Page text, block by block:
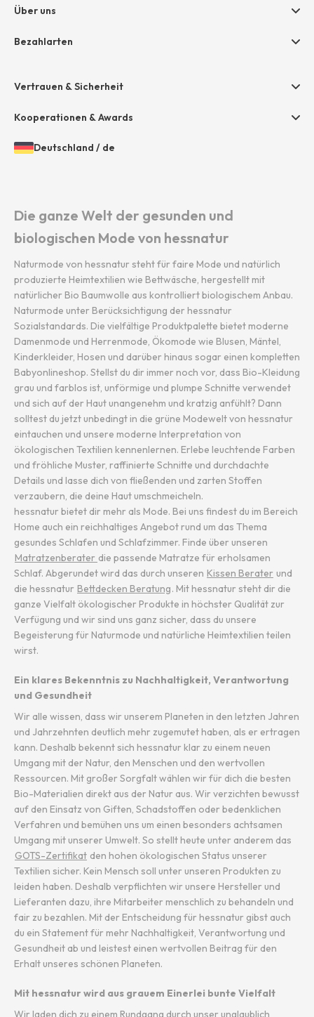
AGB
Grounding Page
Größentabelle
Über uns
Unternehmen
Bezahlarten
Amazon Pay
VISA
Vertrauen & Sicherheit
Kooperationen & Awards
Öffnen
Sprachauswahl
Gewähltes
Deutschland / de
Die ganze Welt der gesunden und
biologischen Mode von hessnatur
Naturmode von hessnatur steht für faire Mode und natürlich
produzierte Heimtextilien wie Bettwäsche, hergestellt mit
natürlicher Bio Baumwolle aus kontrolliert biologischem Anbau.
Naturmode unter Berücksichtigung der hessnatur
Sozialstandards. Die vielfältige Produktpalette bietet moderne
Damenmode und Herrenmode, Ökomode wie Blusen, Mäntel,
Kinderkleider, Hosen und darüber hinaus sogar einen kompletten
Babyonlineshop. Stellst du dir immer noch vor, dass Bio-Kleidung
grau und farblos ist, unförmige und plumpe Schnitte verwendet
und sich auf der Haut unangenehm und kratzig anfühlt? Dann
solltest du jetzt unbedingt in die grüne Modewelt von hessnatur
eintauchen und unsere moderne Interpretation von
ökologischen Textilien kennenlernen. Erlebe leuchtende Farben
und fröhliche Muster, raffinierte Schnitte und durchdachte
Details und lasse dich von fließenden und zarten Stoffen
verzaubern, die deine Haut umschmeicheln.
hessnatur bietet dir mehr als Mode. Bei uns findest du im Bereich
Home auch ein reichhaltiges Angebot rund um das Thema
gesundes Schlafen und Schlafzimmer. Finde über unseren
Matratzenberater die passende Matratze für erholsamen
Schlaf. Abgerundet wird das durch unseren Kissen Berater und
die hessnatur Bettdecken Beratung. Mit hessnatur steht dir die
ganze Vielfalt ökologischer Produkte in höchster Qualität zur
Verfügung und wir sind uns ganz sicher, dass du unsere
Begeisterung für Naturmode und natürliche Heimtextilien teilen
wirst.
Ein klares Bekenntnis zu Nachhaltigkeit, Verantwortung
und Gesundheit
Wir alle wissen, dass wir unserem Planeten in den letzten Jahren
und Jahrzehnten deutlich mehr zugemutet haben, als er ertragen
kann. Deshalb bekennt sich hessnatur klar zu einem neuen
Umgang mit der Natur, den Menschen und den wertvollen
Ressourcen. Mit großer Sorgfalt wählen wir für dich die besten
Bio-Materialien direkt aus der Natur aus. Wir verzichten bewusst
auf den Einsatz von Giften, Schadstoffen oder bedenklichen
Verfahren und bemühen uns um einen besonders achtsamen
Umgang mit unserer Umwelt. So stellt heute unter anderem das
GOTS-Zertifikat den hohen ökologischen Status unserer
Textilien sicher. Kein Mensch soll unter unseren Produkten zu
leiden haben. Deshalb verpflichten wir unsere Hersteller und
Lieferanten dazu, ihre Mitarbeiter menschlich zu behandeln und
fair zu bezahlen. Mit der Entscheidung für hessnatur gibst auch
du ein Statement für mehr Nachhaltigkeit, Verantwortung und
Gesundheit ab und leistest einen wertvollen Beitrag für den
Erhalt unseres schönen Planeten.
Mit hessnatur wird aus grauem Einerlei bunte Vielfalt
Wir laden dich zu einem Rundgang durch unser unglaublich